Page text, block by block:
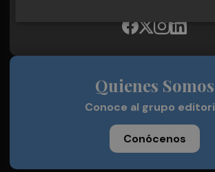
Quienes Somos
Conoce al grupo
Conócenos